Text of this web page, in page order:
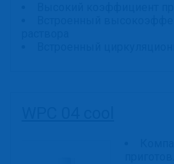
Высокий коэффициент
Встроенный
Встроенный